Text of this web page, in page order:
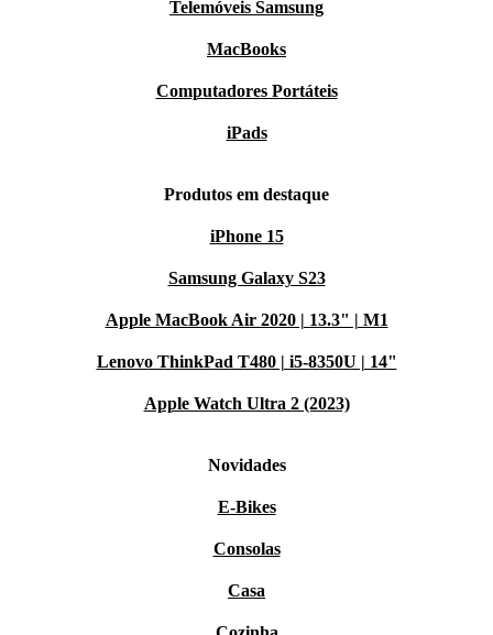
Telemóveis Samsung
MacBooks
Computadores Portáteis
iPads
Produtos em destaque
iPhone 15
Samsung Galaxy S23
Apple MacBook Air 2020 | 13.3" | M1
Lenovo ThinkPad T480 | i5-8350U | 14"
Apple Watch Ultra 2 (2023)
Novidades
E-Bikes
Consolas
Casa